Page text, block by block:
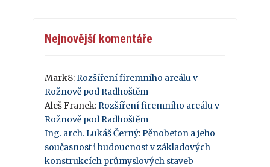
Nejnovější komentáře
Mark8:Rozšíření firemního areálu v
Rožnově pod Radhoštěm
Aleš Franek:Rozšíření firemního areálu v
Rožnově pod Radhoštěm
Ing. arch. Lukáš Černý:Pěnobeton a jeho
současnost i budoucnost v základových
konstrukcích průmyslových staveb